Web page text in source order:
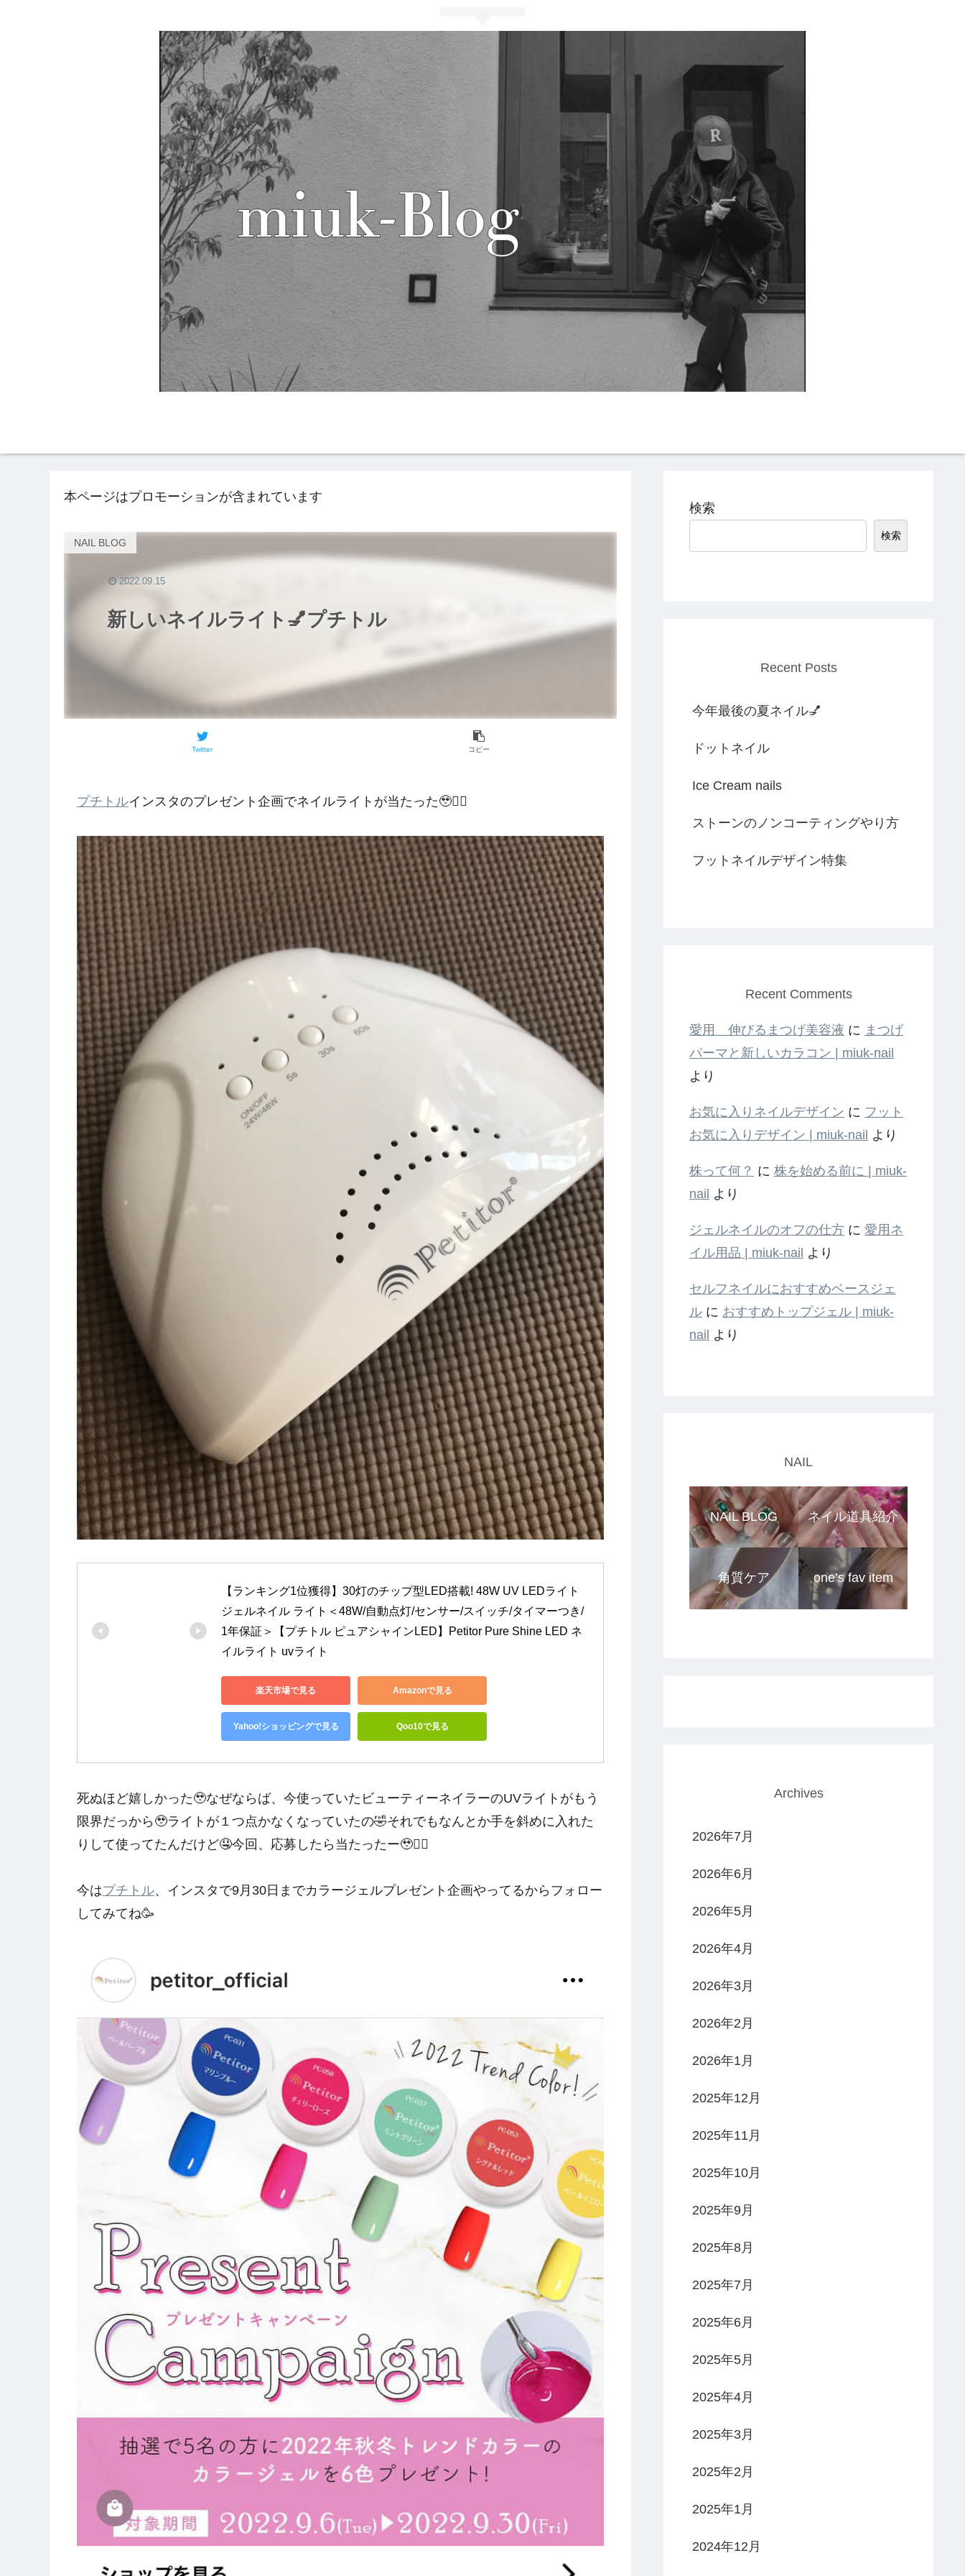
本ページはプロモーションが含まれています
新しいネイルライト💅プチトル
NAIL BLOG
Twitter コピー
2022.09.15
プチトルインスタのプレゼント企画でネイルライトが当たった🥹❤️‍🔥
【ランキング1位獲得】30灯のチップ型LED搭載! 48W UV LEDライト
ジェルネイル ライト＜48W/自動点灯/センサー/スイッチ/タイマーつき/
1年保証＞【プチトル ピュアシャインLED】Petitor Pure Shine LED ネ
イルライト uvライト
楽天市場で見る Amazonで見る
Yahoo!ショッピングで見る Qoo10で見る
死ぬほど嬉しかった🥹なぜならば、今使っていたビューティーネイラーのUVライトがもう
限界だっから🥹ライトが１つ点かなくなっていたの🤣それでもなんとか手を斜めに入れた
りして使ってたんだけど🤤今回、応募したら当たったー🥹❤️‍🔥
今はプチトル、インスタで9月30日までカラージェルプレゼント企画やってるからフォロー
してみてね🥳
検索
検索
Recent Posts
今年最後の夏ネイル💅
ドットネイル
Ice Cream nails
ストーンのノンコーティングやり方
フットネイルデザイン特集
Recent Comments
愛用 伸びるまつげ美容液 に まつげ
パーマと新しいカラコン | miuk-nail
より
お気に入りネイルデザイン に フット
お気に入りデザイン | miuk-nail より
株って何？ に 株を始める前に | miuk-
nail より
ジェルネイルのオフの仕方 に 愛用ネ
イル用品 | miuk-nail より
セルフネイルにおすすめベースジェ
ル に おすすめトップジェル | miuk-
nail より
NAIL
NAIL BLOG ネイル道具紹介
角質ケア one’s fav item
Archives
2026年7月
2026年6月
2026年5月
2026年4月
2026年3月
2026年2月
2026年1月
2025年12月
2025年11月
2025年10月
2025年9月
2025年8月
2025年7月
2025年6月
2025年5月
2025年4月
2025年3月
2025年2月
2025年1月
2024年12月